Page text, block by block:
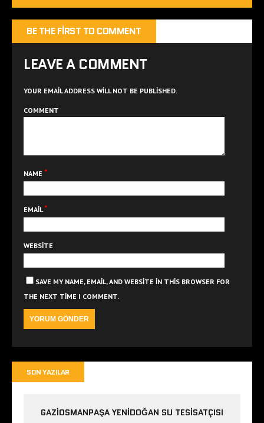
BE THE FIRST TO COMMENT
LEAVE A COMMENT
YOUR EMAIL ADDRESS WILL NOT BE PUBLISHED.
COMMENT
NAME *
EMAIL*
WEBSITE
SAVE MY NAME, EMAIL, AND WEBSITE IN THIS BROWSER FOR
THE NEXT TIME I COMMENT.
SON YAZILAR
GAZIOSMANPAŞA YENIDOĞAN SU TESISATÇISI